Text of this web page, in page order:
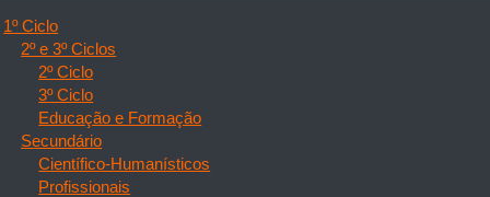
1º Ciclo
2º e 3º Ciclos
2º Ciclo
3º Ciclo
Educação e Formação
Secundário
Científico-Humanísticos
Profissionais